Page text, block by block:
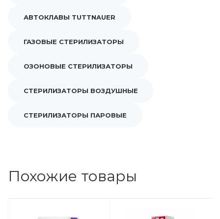
АВТОКЛАВЫ TUTTNAUER
ГАЗОВЫЕ СТЕРИЛИЗАТОРЫ
ОЗОНОВЫЕ СТЕРИЛИЗАТОРЫ
СТЕРИЛИЗАТОРЫ ВОЗДУШНЫЕ
СТЕРИЛИЗАТОРЫ ПАРОВЫЕ
Похожие товары